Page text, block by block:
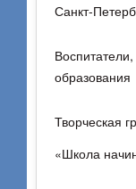
Санкт-
образования
Творческая
«Школа